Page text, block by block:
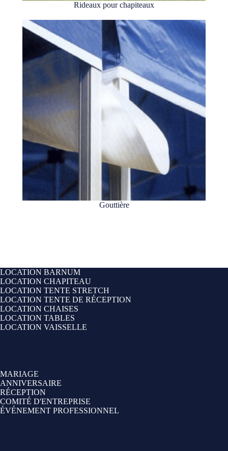
Rideaux pour chapiteaux
Gouttière
LOCATION BARNUM
LOCATION CHAPITEAU
LOCATION TENTE STRETCH
LOCATION TENTE DE RÉCEPTION
LOCATION CHAISES
LOCATION TABLES
LOCATION VAISSELLE
MARIAGE
ANNIVERSAIRE
RÉCEPTION
COMITÉ D'ENTREPRISE
ÉVÉNEMENT PROFESSIONNEL